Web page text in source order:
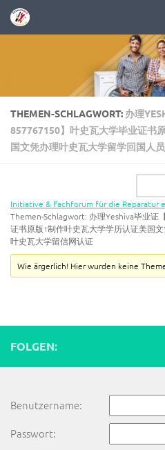
Zum Inhalt springen
THEMEN-SCHLAGWORT: 办理
857767150】叶史瓦大学毕业证书
国文凭办理叶史瓦大学留学回国人
Initiative & Fachforum für die Reparatur
Themen-Schlagwort: 办理Yeshiva毕业证
证书原版↑制作叶史瓦大学学历认证美国
叶史瓦大学留信网认证
Wie ärgerlich! Hier wurden keine
FOLGEN:
Benutzername:
Passwort: